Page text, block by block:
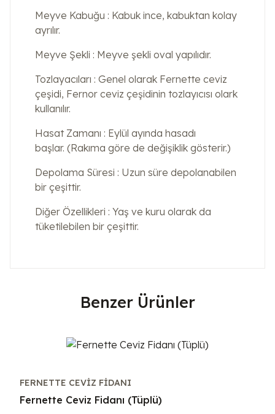
Meyve Kabuğu : Kabuk ince, kabuktan kolay
ayrılır.
Meyve Şekli : Meyve şekli oval yapılıdır.
Tozlayacıları : Genel olarak Fernette ceviz
çeşidi, Fernor ceviz çeşidinin tozlayıcısı olark
kullanılır.
Hasat Zamanı : Eylül ayında hasadı
başlar. (Rakıma göre de değişiklik gösterir.)
Depolama Süresi : Uzun süre depolanabilen
bir çeşittir.
Diğer Özellikleri : Yaş ve kuru olarak da
tüketilebilen bir çeşittir.
Benzer Ürünler
FERNETTE CEVIZ FIDANI
Fernette Ceviz Fidanı (Tüplü)